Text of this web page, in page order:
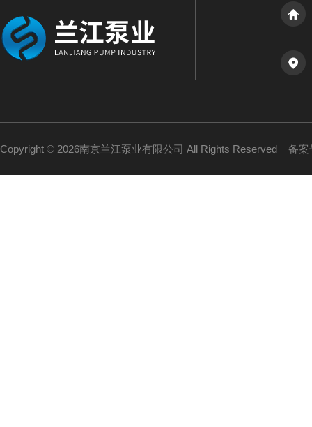
Copyright © 2026南京兰江泵业有限公司 All Rights Reserved 备案